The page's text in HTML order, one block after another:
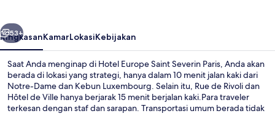
Berikutnya
53+
RingkasanKamarLokasiKebijakan
Saat Anda menginap di Hotel Europe Saint Severin Paris, Anda akan
berada di lokasi yang strategi, hanya dalam 10 menit jalan kaki dari
Notre-Dame dan Kebun Luxembourg. Selain itu, Rue de Rivoli dan
Hôtel de Ville hanya berjarak 15 menit berjalan kaki.Para traveler
terkesan dengan staf dan sarapan. Transportasi umum berada tidak